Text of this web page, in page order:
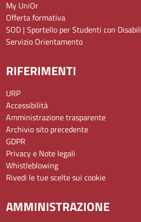
My UniOr
Offerta formativa
SOD | Sportello per Studenti con
Servizio Orientamento
RIFERIMENTI
URP
Accessibilità
Amministrazione trasparente
Archivio sito precedente
GDPR
Privacy e Note legali
Whistleblowing
Rivedi le tue scelte sui cookie
AMMINISTRAZIONE